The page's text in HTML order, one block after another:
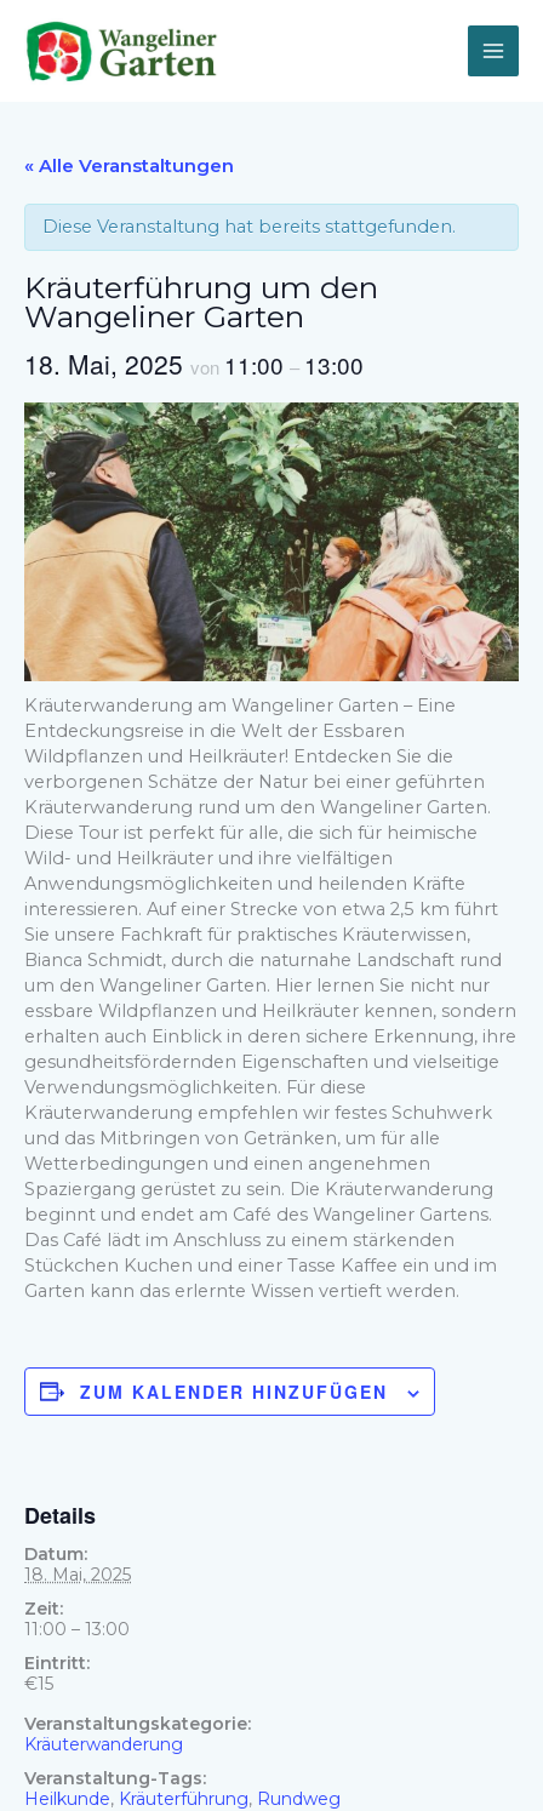
Inhalt
springen
« Alle Veranstaltungen
Diese Veranstaltung hat bereits stattgefunden.
Kräuterführung um den
Wangeliner Garten
18. Mai, 2025 von 11:00 – 13:00
Kräuterwanderung am Wangeliner Garten – Eine
Entdeckungsreise in die Welt der Essbaren
Wildpflanzen und Heilkräuter! Entdecken Sie die
verborgenen Schätze der Natur bei einer geführten
Kräuterwanderung rund um den Wangeliner Garten.
Diese Tour ist perfekt für alle, die sich für heimische
Wild- und Heilkräuter und ihre vielfältigen
Anwendungsmöglichkeiten und heilenden Kräfte
interessieren. Auf einer Strecke von etwa 2,5 km führt
Sie unsere Fachkraft für praktisches Kräuterwissen,
Bianca Schmidt, durch die naturnahe Landschaft rund
um den Wangeliner Garten. Hier lernen Sie nicht nur
essbare Wildpflanzen und Heilkräuter kennen, sondern
erhalten auch Einblick in deren sichere Erkennung, ihre
gesundheitsfördernden Eigenschaften und vielseitige
Verwendungsmöglichkeiten. Für diese
Kräuterwanderung empfehlen wir festes Schuhwerk
und das Mitbringen von Getränken, um für alle
Wetterbedingungen und einen angenehmen
Spaziergang gerüstet zu sein. Die Kräuterwanderung
beginnt und endet am Café des Wangeliner Gartens.
Das Café lädt im Anschluss zu einem stärkenden
Stückchen Kuchen und einer Tasse Kaffee ein und im
Garten kann das erlernte Wissen vertieft werden.
ZUM KALENDER HINZUFÜGEN
Details
Datum:
18. Mai, 2025
Zeit:
11:00 – 13:00
Eintritt:
€15
Veranstaltungskategorie:
Kräuterwanderung
Veranstaltung-Tags:
Heilkunde, Kräuterführung, Rundweg